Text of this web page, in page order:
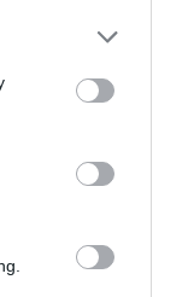
Ugnsrätter
ut